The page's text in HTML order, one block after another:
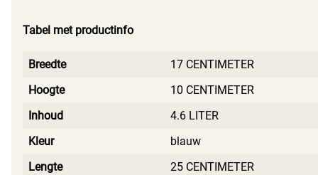
de praktische voordelen en de frisse uitstraling die dit krat
met zich meebrengt.
Tabel met productinfo
Breedte
17 CENTIMETER
Hoogte
10 CENTIMETER
Inhoud
4.6 LITER
Kleur
blauw
Lengte
25 CENTIMETER